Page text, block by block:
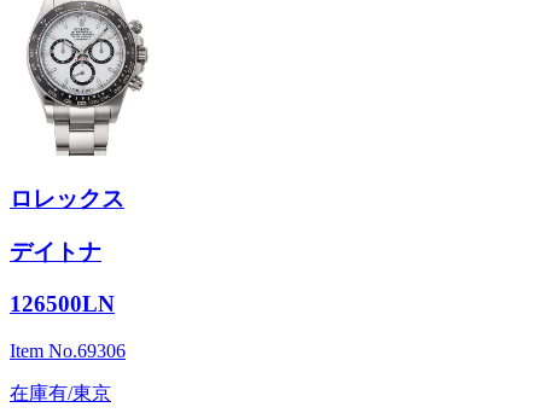
ロレックス
デイトナ
126500LN
Item No.69306
在庫有/東京